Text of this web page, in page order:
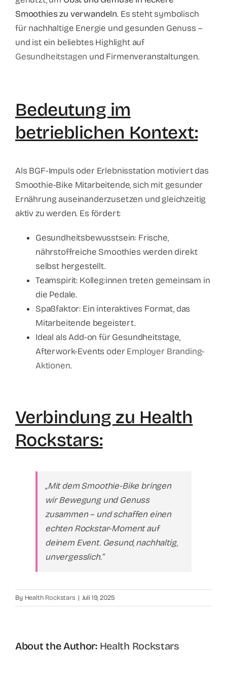
Smoothies zu verwandeln. Es steht symbolisch
für nachhaltige Energie und gesunden Genuss –
und ist ein beliebtes Highlight auf
Gesundheitstagen und Firmenveranstaltungen.
Bedeutung im
betrieblichen Kontext:
Als BGF-Impuls oder Erlebnisstation motiviert das
Smoothie-Bike Mitarbeitende, sich mit gesunder
Ernährung auseinanderzusetzen und gleichzeitig
aktiv zu werden. Es fördert:
Gesundheitsbewusstsein: Frische,
nährstoffreiche Smoothies werden direkt
selbst hergestellt.
Teamspirit: Kolleg:innen treten gemeinsam in
die Pedale.
Spaßfaktor: Ein interaktives Format, das
Mitarbeitende begeistert.
Ideal als Add-on für Gesundheitstage,
Afterwork-Events oderEmployer Branding-
Aktionen.
Verbindung zu Health
Rockstars:
„Mit dem Smoothie-Bike bringen
wir Bewegung und Genuss
zusammen – und schaffen einen
echten Rockstar-Moment auf
deinem Event. Gesund, nachhaltig,
unvergesslich.“
By Health Rockstars | Juli 19, 2025
About the Author: Health Rockstars